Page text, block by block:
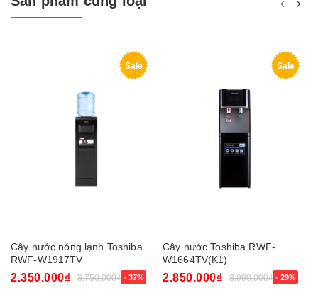
Sale
Cây nước nóng lạnh Toshiba
RWF-W1917TV
2.350.000₫ 3.750.000₫ - 37%
Sale
Cây nước Toshiba RWF-
W1664TV(K1)
2.850.000₫ 3.990.000₫ - 29%